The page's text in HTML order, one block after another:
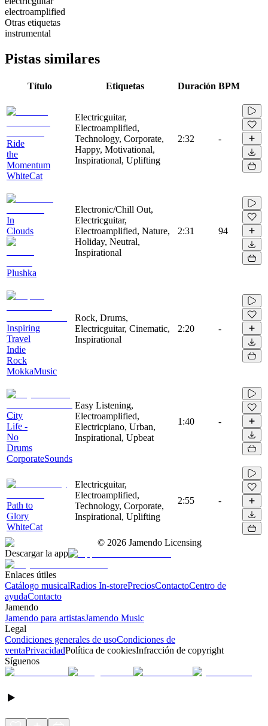
electroamplified
Otras etiquetas
instrumental
Pistas similares
Título Etiquetas Duración BPM
Ride
the
Momentum
WhiteCat
Electricguitar,
Electroamplified,
Technology, Corporate,
Happy, Motivational,
Inspirational, Uplifting
2:32 -
In
Clouds
Plushka
Electronic/Chill Out,
Electricguitar,
Electroamplified, Nature,
Holiday, Neutral,
Inspirational
2:31 94
Inspiring
Travel
Indie
Rock
MokkaMusic
Rock, Drums,
Electricguitar, Cinematic,
Inspirational
2:20 -
City
Life -
No
Drums
CorporateSounds
Easy Listening,
Electroamplified,
Electricpiano, Urban,
Inspirational, Upbeat
1:40 -
Path to
Glory
WhiteCat
Electricguitar,
Electroamplified,
Technology, Corporate,
Inspirational, Uplifting
2:55 -
© 2026 Jamendo Licensing
Descargar la app
Enlaces útiles
Catálogo musicalRadios In-storePreciosContactoCentro de
ayudaContacto
Jamendo
Jamendo para artistasJamendo Music
Legal
Condiciones generales de usoCondiciones de
ventaPrivacidadPolítica de cookiesInfracción de copyright
Síguenos